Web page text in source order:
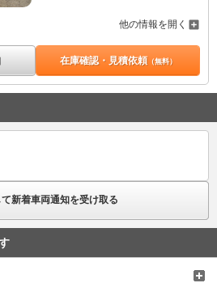
他の情報を開く
在庫確認・見積依頼（無料）
新着車両通知を受け取る